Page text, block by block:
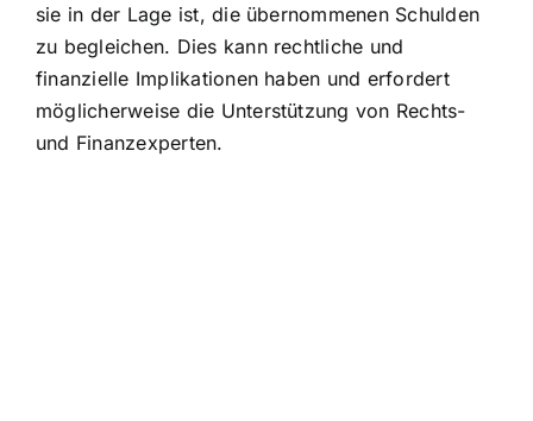
sie in der Lage ist, die übernommenen Schulden
zu begleichen. Dies kann rechtliche und
finanzielle Implikationen haben und erfordert
möglicherweise die Unterstützung von Rechts-
und Finanzexperten.